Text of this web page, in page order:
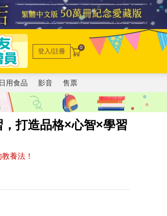
登入/註冊 0
日用食品 影音 售票
，打造品格×心智×學習
養法！